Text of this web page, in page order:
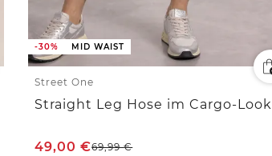
-30% MID WAIST
Street One
Straight Leg Hose im Cargo-Look
49,00€69,99€